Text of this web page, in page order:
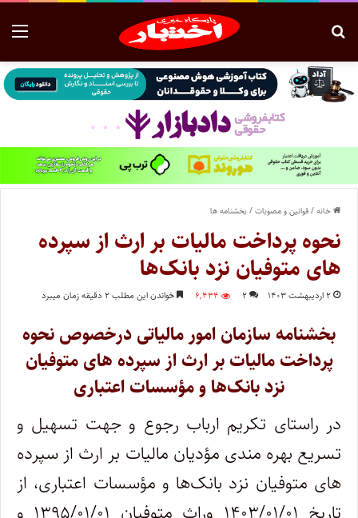
خانه/قوانین و مصوبات/بخشنامه ها
نحوه پرداخت مالیات بر ارث از سپرده
‌های متوفیان نزد بانک‌ها
۲ اردیبهشت ۱۴۰۳ ۲ ۶,۴۳۴ خواندن این مطلب ۲ دقیقه زمان میبرد
بخشنامه سازمان امور مالیاتی درخصوص نحوه
پرداخت مالیات بر ارث از سپرده ‌های متوفیان
نزد بانک‌ها و مؤسسات اعتباری
در راستای تکریم ارباب رجوع و جهت تسهیل و
تسریع بهره ‌مندی مؤدیان مالیات بر ارث از سپرده
‌های متوفیان نزد بانک‌ها و مؤسسات اعتباری، از